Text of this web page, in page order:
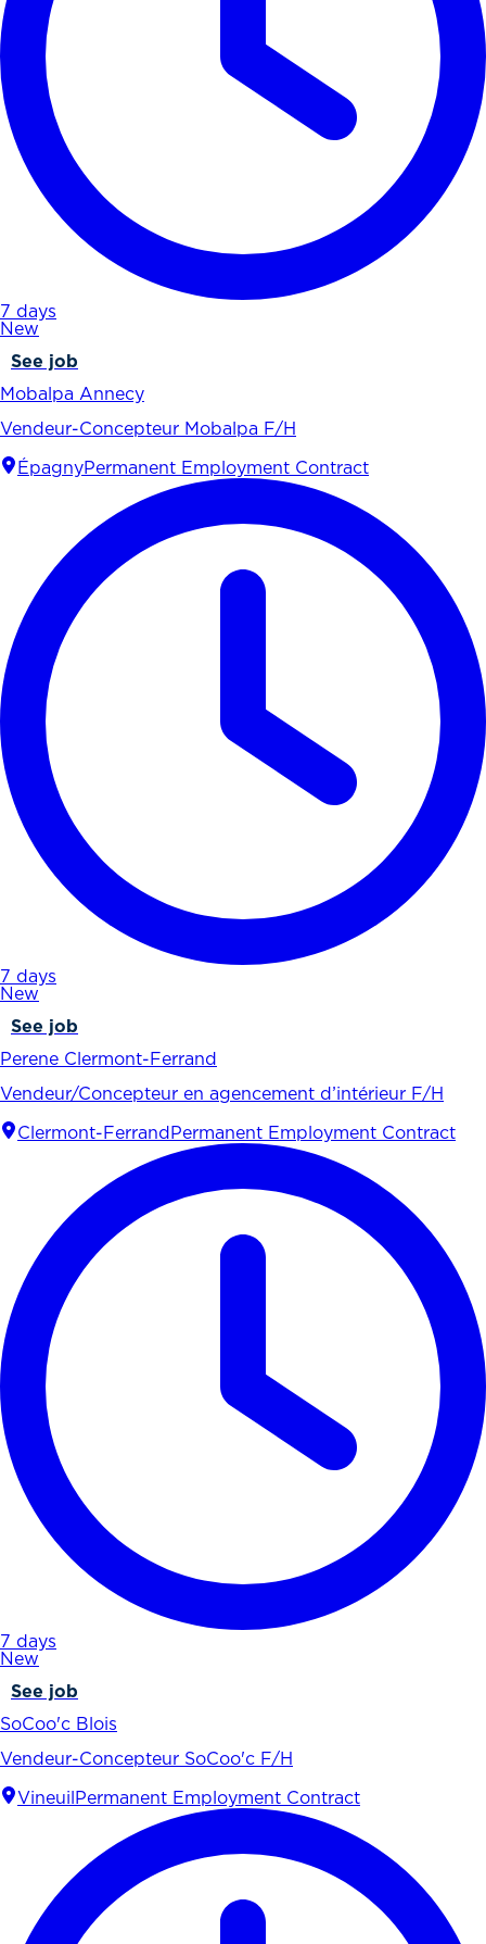
7 days
New
See job
Mobalpa Annecy
Vendeur-Concepteur Mobalpa F/H
ÉpagnyPermanent Employment Contract
7 days
New
See job
Perene Clermont-Ferrand
Vendeur/Concepteur en agencement d’intérieur F/H
Clermont-Ferrand Permanent Employment Contract
7 days
New
See job
SoCoo'c Blois
Vendeur-Concepteur SoCoo'c F/H
Vineuil Permanent Employment Contract